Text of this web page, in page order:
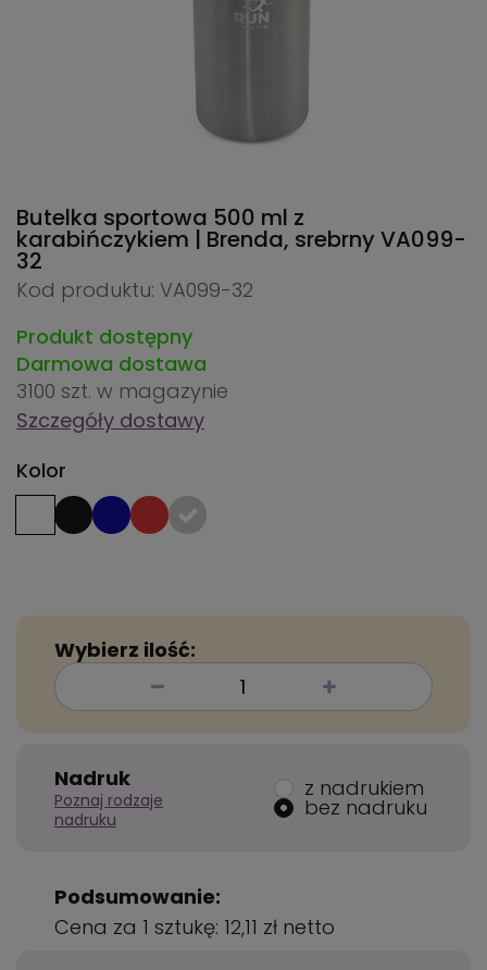
Butelka sportowa 500 ml z
karabińczykiem | Brenda, srebrnyVA099-
32
Kod produktu: VA099-32
Produkt dostępny
Darmowa dostawa
3100 szt. w magazynie
Szczegóły dostawy
Kolor
Wybierz ilość:
Nadruk
Poznaj rodzaje
nadruku
z nadrukiem
bez nadruku
Podsumowanie:
Cena za 1 sztukę: 12,11 zł netto